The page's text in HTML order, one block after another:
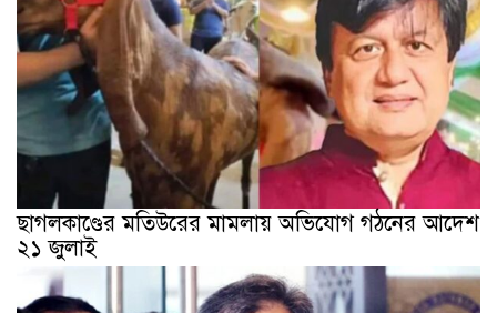
ছাগলকাণ্ডের মতিউরের মামলায় অভিযোগ গঠনের আদেশ
২১ জুলাই